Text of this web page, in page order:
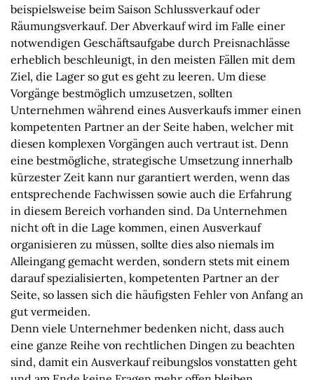
beispielsweise beim Saison Schlussverkauf oder
Räumungsverkauf. Der Abverkauf wird im Falle einer
notwendigen Geschäftsaufgabe durch Preisnachlässe
erheblich beschleunigt, in den meisten Fällen mit dem
Ziel, die Lager so gut es geht zu leeren. Um diese
Vorgänge bestmöglich umzusetzen, sollten
Unternehmen während eines Ausverkaufs immer einen
kompetenten Partner an der Seite haben, welcher mit
diesen komplexen Vorgängen auch vertraut ist. Denn
eine bestmögliche, strategische Umsetzung innerhalb
kürzester Zeit kann nur garantiert werden, wenn das
entsprechende Fachwissen sowie auch die Erfahrung
in diesem Bereich vorhanden sind. Da Unternehmen
nicht oft in die Lage kommen, einen Ausverkauf
organisieren zu müssen, sollte dies also niemals im
Alleingang gemacht werden, sondern stets mit einem
darauf spezialisierten, kompetenten Partner an der
Seite, so lassen sich die häufigsten Fehler von Anfang an
gut vermeiden.
Denn viele Unternehmer bedenken nicht, dass auch
eine ganze Reihe von rechtlichen Dingen zu beachten
sind, damit ein Ausverkauf reibungslos vonstatten geht